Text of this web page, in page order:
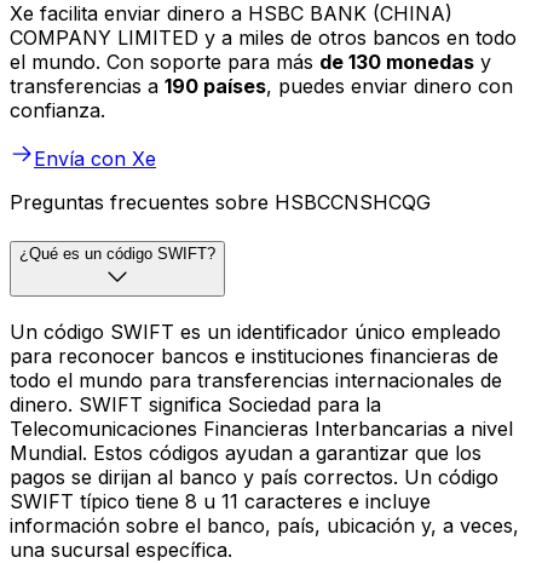
Xe facilita enviar dinero a HSBC BANK (CHINA)
COMPANY LIMITED y a miles de otros bancos en todo
el mundo. Con soporte para más de 130 monedas y
transferencias a 190 países, puedes enviar dinero con
confianza.
Envía con Xe
Preguntas frecuentes sobre HSBCCNSHCQG
¿Qué es un código SWIFT?
Un código SWIFT es un identificador único empleado
para reconocer bancos e instituciones financieras de
todo el mundo para transferencias internacionales de
dinero. SWIFT significa Sociedad para la
Telecomunicaciones Financieras Interbancarias a nivel
Mundial. Estos códigos ayudan a garantizar que los
pagos se dirijan al banco y país correctos. Un código
SWIFT típico tiene 8 u 11 caracteres e incluye
información sobre el banco, país, ubicación y, a veces,
una sucursal específica.